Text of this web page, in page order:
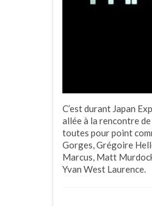
C’est durant Japan
allée à la rencontre
toutes pour point
Gorges, Grégoire
Marcus, Matt
Yvan West Laurence.